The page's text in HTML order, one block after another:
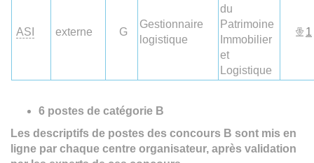
ASI externe G
Gestionnaire
logistique
du
Patrimoine
Immobilier
et
Logistique
1
6 postes de catégorie B
Les descriptifs de postes des concours B sont mis en
ligne par chaque centre organisateur, après validation